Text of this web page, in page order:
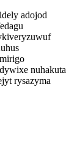
adojod
nuhakuta
rysazyma